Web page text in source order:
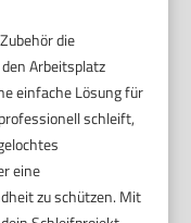
die
Arbeitsplatz
einfache Lösung für
schleift,
eine
zu schützen. Mit